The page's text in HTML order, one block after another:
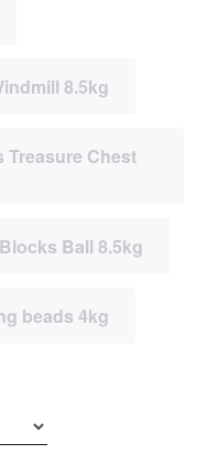
8.5kg
Treasure Chest
Ball 8.5kg
beads 4kg